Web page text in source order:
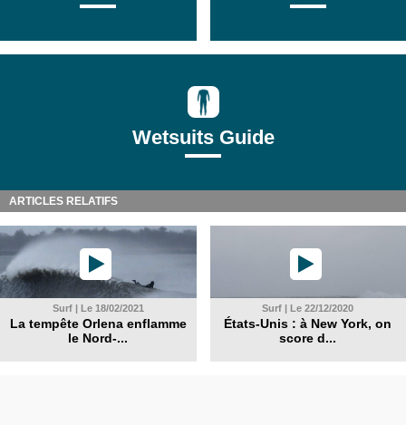
Wetsuits Guide
ARTICLES RELATIFS
Surf | Le 18/02/2021
La tempête Orlena enflamme
le Nord-...
Surf | Le 22/12/2020
États-Unis : à New York, on
score d...